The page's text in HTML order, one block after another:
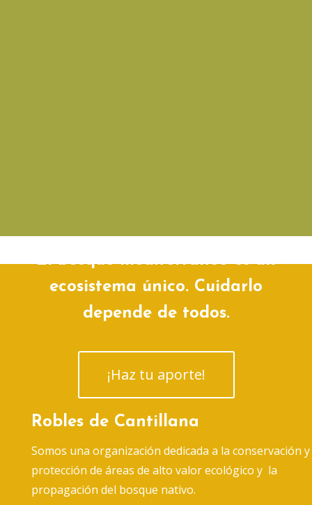
El bosque mediterráneo es un
ecosistema único. Cuidarlo
depende de todos.
¡Haz tu aporte!
Robles de Cantillana
Somos una organización dedicada a la conservación y
protección de áreas de alto valor ecológico y la
propagación del bosque nativo.